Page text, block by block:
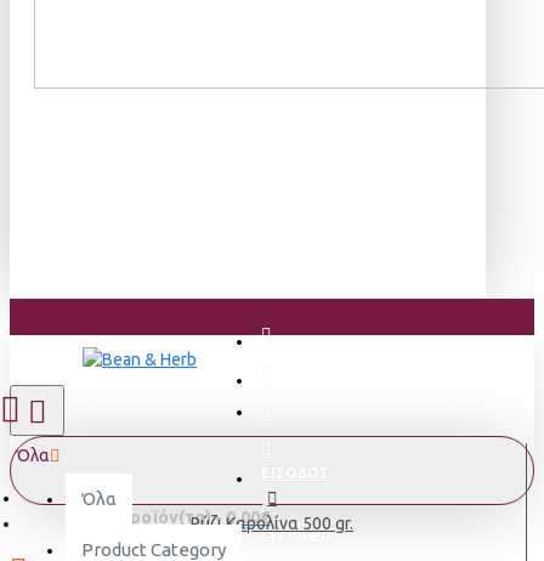
ΕΓΓΡΑΦΗ
Όλα
Όλα
Product Category
0 προϊόν(τα) - 0,00€Ρύζι Καρολίνα 500 gr.